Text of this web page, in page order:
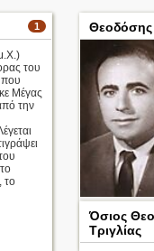
1
του
που
Μέγας
την
το
Θεοδόσης
Όσιος
Τριγλίας